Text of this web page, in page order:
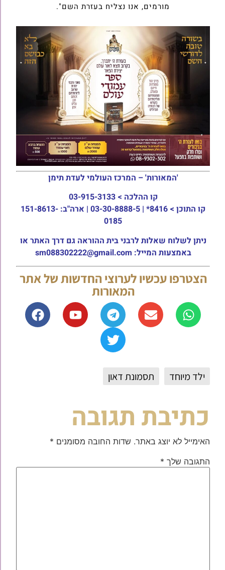
מורמים, אנו נצליח בעזרת השם".
'המאורות' – המרכז העולמי לעדת תימן
קו ההלכה > 03-915-3133
קו התוכן >
8416* | 03-30-8888-5 | ארה"ב: 151-8613-
0185
ניתן לשלוח שאלות לרבני בית ההוראה גם דרך האתר או
באמצעות המייל: sm088302222@gmail.com
הצטרפו עכשיו לערוצי החדשות של אתר
המאורות
ילד מיוחד תסמונת דאון
כתיבת תגובה
האימייל לא יוצג באתר. שדות החובה מסומנים *
התגובה שלך *